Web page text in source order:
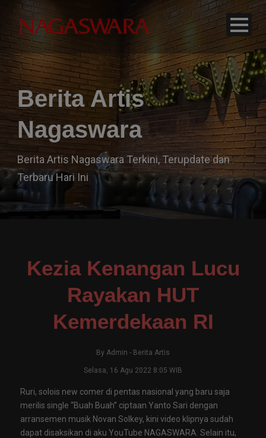
Berita Artis
Nagaswara
Berita Artis Nagaswara Terkini, Terupdate dan
Terbaru Hari Ini
Kezia Kenangan Lucu
Rayakan HUT
Kemerdekaan RI
By Admin - Berita Artis
Selasa, 16 Agu 2022 8:05 WIB
Ruri, solois new comer di pentas nasional yang baru saja
merilis single “Buah Buah” ciptaan Yanto Sari dengan
arransemen musik Novan Solkey, kini video klipnya sudah
dapat disaksikan di aku YouTube NAGASWARA. Selain itu,
modal-check